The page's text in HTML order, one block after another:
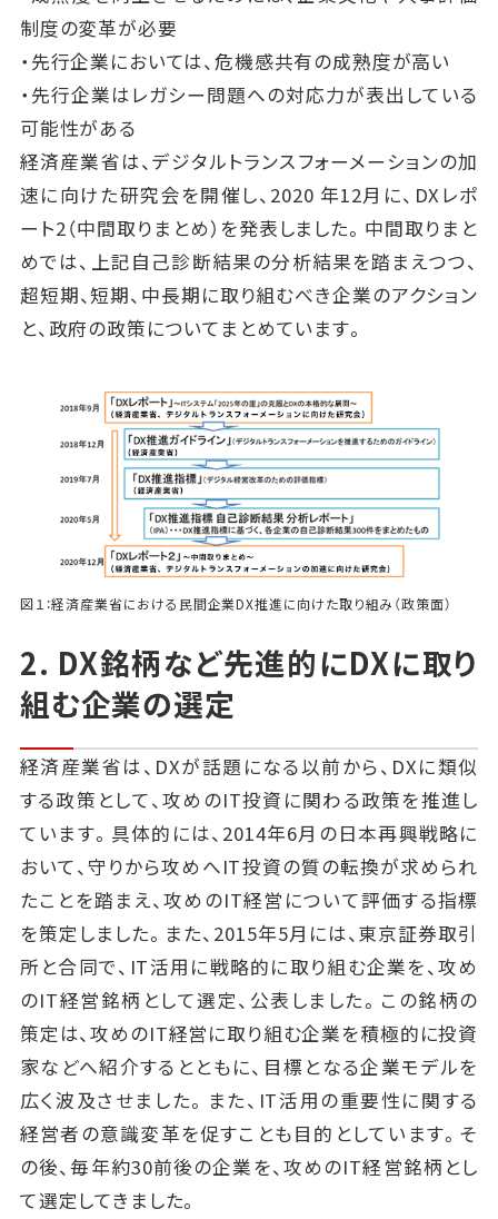
制度の変革が必要
・先行企業においては、危機感共有の成熟度が高い
・先行企業はレガシー問題への対応力が表出している
可能性がある
経済産業省は、デジタルトランスフォーメーションの加
速に向けた研究会を開催し、2020 年12月に、DXレポ
ート2（中間取りまとめ）を発表しました。中間取りまと
めでは、上記自己診断結果の分析結果を踏まえつつ、
超短期、短期、中長期に取り組むべき企業のアクション
と、政府の政策についてまとめています。
図１：経済産業省における民間企業DX推進に向けた取り組み（政策面）
2. DX銘柄など先進的にDXに取り
組む企業の選定
経済産業省は、DXが話題になる以前から、DXに類似
する政策として、攻めのIT投資に関わる政策を推進し
ています。具体的には、2014年6月の日本再興戦略に
おいて、守りから攻めへIT投資の質の転換が求められ
たことを踏まえ、攻めのIT経営について評価する指標
を策定しました。また、2015年5月には、東京証券取引
所と合同で、IT活用に戦略的に取り組む企業を、攻め
のIT経営銘柄として選定、公表しました。この銘柄の
策定は、攻めのIT経営に取り組む企業を積極的に投資
家などへ紹介するとともに、目標となる企業モデルを
広く波及させました。また、IT活用の重要性に関する
経営者の意識変革を促すことも目的としています。そ
の後、毎年約30前後の企業を、攻めのIT経営銘柄とし
て選定してきました。